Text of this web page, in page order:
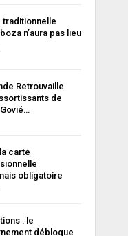
traditionnelle
n’aura pas lieu
Retrouvaille
de
carte
obligatoire
: le
débloque